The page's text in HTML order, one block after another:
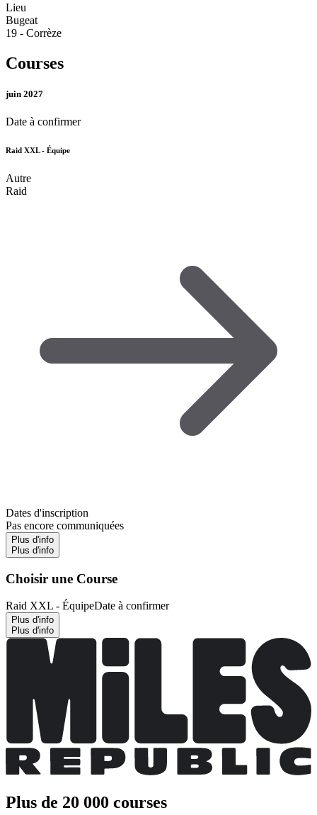
Lieu
Bugeat
19 - Corrèze
Courses
juin 2027
Date à confirmer
Raid XXL - Équipe
Autre
Raid
Dates d'inscription
Pas encore communiquées
Plus d'info
Plus d'info
Choisir une Course
Raid XXL - ÉquipeDate à confirmer
Plus d'info
Plus d'info
Plus de 20 000 courses